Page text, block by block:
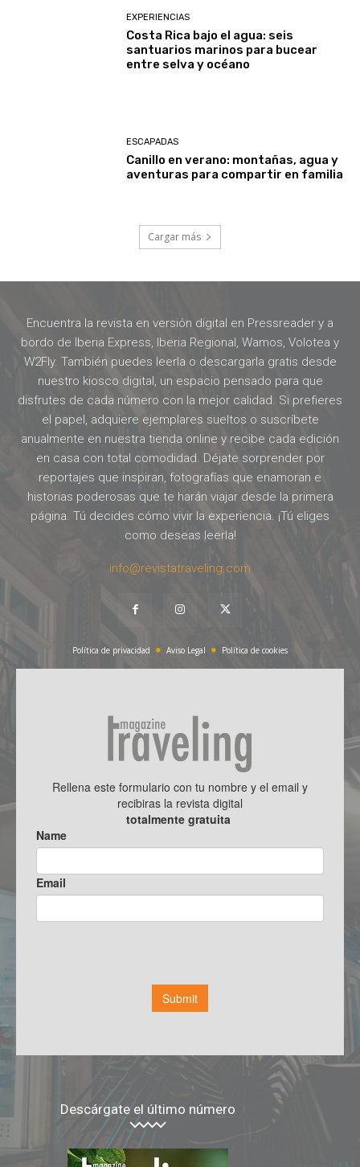
EXPERIENCIAS
Costa Rica bajo el agua: seis
santuarios marinos para bucear
entre selva y océano
ESCAPADAS
Canillo en verano: montañas, agua y
aventuras para compartir en familia
Cargar más
Encuentra la revista en versión digital en Pressreader y a
bordo de Iberia Express, Iberia Regional, Wamos, Volotea y
W2Fly. También puedes leerla o descargarla gratis desde
nuestro kiosco digital, un espacio pensado para que
disfrutes de cada número con la mejor calidad. Si prefieres
el papel, adquiere ejemplares sueltos o suscríbete
anualmente en nuestra tienda online y recibe cada edición
en casa con total comodidad. Déjate sorprender por
reportajes que inspiran, fotografías que enamoran e
historias poderosas que te harán viajar desde la primera
página. Tú decides cómo vivir la experiencia. ¡Tú eliges
como deseas leerla!
info@revistatraveling.com
Política de privacidad Aviso Legal Política de cookies
Descárgate el último número